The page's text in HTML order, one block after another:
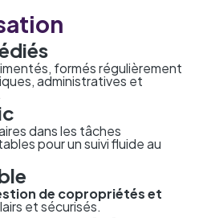
formés régulièrement
administratives et
dans les tâches
pour un suivi fluide au
de copropriétés et
et sécurisés.